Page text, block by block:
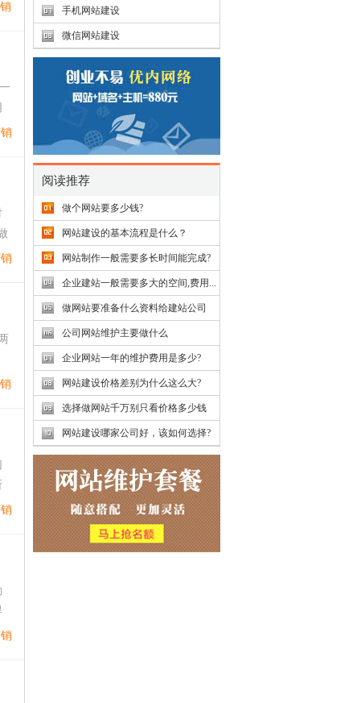
手机网站建设
微信网站建设
阅读推荐
做个网站要多少钱?
网站建设的基本流程是什么？
网站制作一般需要多长时间能完成?
企业建站一般需要多大的空间,费用...
做网站要准备什么资料给建站公司
公司网站维护主要做什么
企业网站一年的维护费用是多少?
网站建设价格差别为什么这么大?
选择做网站千万别只看价格多少钱
网站建设哪家公司好，该如何选择?